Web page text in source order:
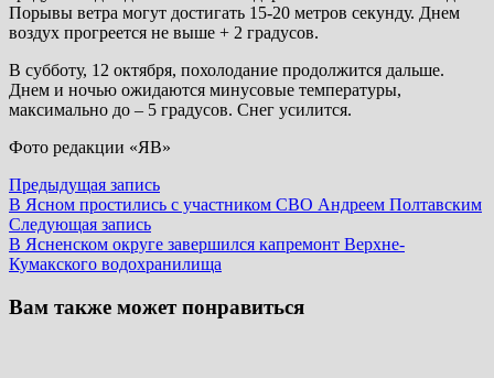
Порывы ветра могут достигать 15-20 метров секунду. Днем
воздух прогреется не выше + 2 градусов.
В субботу, 12 октября, похолодание продолжится дальше.
Днем и ночью ожидаются минусовые температуры,
максимально до – 5 градусов. Снег усилится.
Фото редакции «ЯВ»
Навигация
по
записям
Предыдущая записьПредыдущая
запись:
В Ясном простились с участником СВО Андреем Полтавским
Следующая записьСледующая
запись:
В Ясненском округе завершился капремонт Верхне-
Кумакского водохранилища
Вам также может понравиться